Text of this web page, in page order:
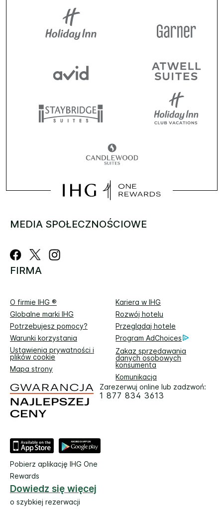
MEDIA SPOŁECZNOŚCIOWE
FIRMA
O firmie IHG ®
Kariera w IHG
Globalne marki IHG
Rozwój hotelu
Potrzebujesz pomocy?
Przeglądaj hotele
Warunki korzystania
Program AdChoices
Ustawienia prywatności i
plików cookie
Zakaz sprzedawania
danych osobowych
konsumenta
Mapa strony
Komunikacja
Zarezerwuj online lub zadzwoń:
1 877 834 3613
Pobierz aplikację IHG One
Rewards
Dowiedz się więcej
o szybkiej rezerwacji